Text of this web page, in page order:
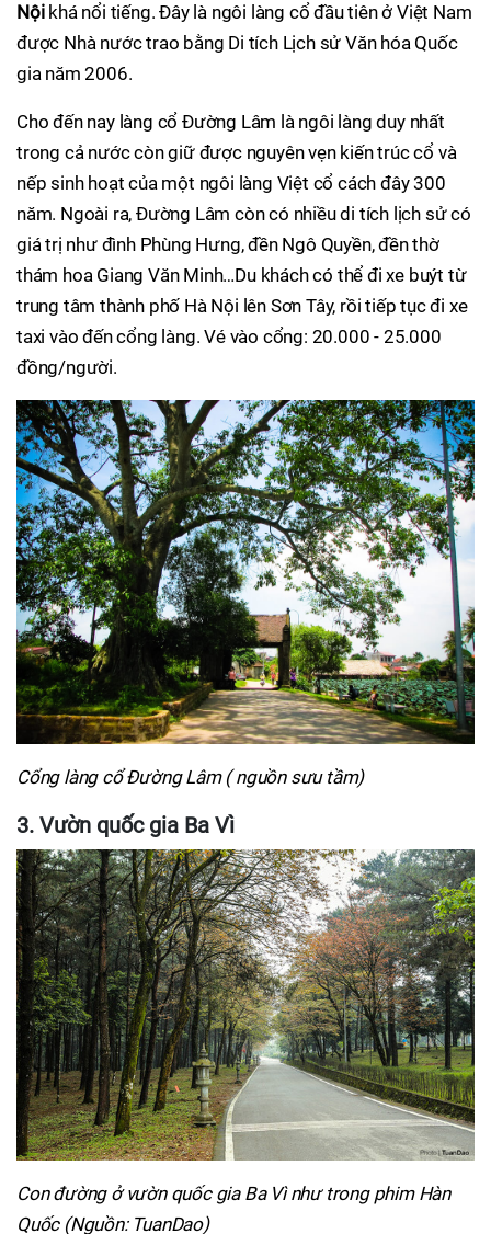
Nộikhá nổi tiếng. Đây là ngôi làng cổ đầu tiên ở Việt Nam
được Nhà nước trao bằng Di tích Lịch sử Văn hóa Quốc
gia năm 2006.
Cho đến nay làng cổ Đường Lâm là ngôi làng duy nhất
trong cả nước còn giữ được nguyên vẹn kiến trúc cổ và
nếp sinh hoạt của một ngôi làng Việt cổ cách đây 300
năm. Ngoài ra, Đường Lâm còn có nhiều di tích lịch sử có
giá trị như đình Phùng Hưng, đền Ngô Quyền, đền thờ
thám hoa Giang Văn Minh…Du khách có thể đi xe buýt từ
trung tâm thành phố Hà Nội lên Sơn Tây, rồi tiếp tục đi xe
taxi vào đến cổng làng. Vé vào cổng: 20.000 - 25.000
đồng/người.
Cổng làng cổ Đường Lâm ( nguồn sưu tầm)
3. Vườn quốc gia Ba Vì
Con đường ở vườn quốc gia Ba Vì như trong phim Hàn
Quốc (Nguồn: TuanDao)